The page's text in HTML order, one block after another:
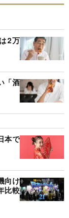
2万
「酒
本で
向け
比較